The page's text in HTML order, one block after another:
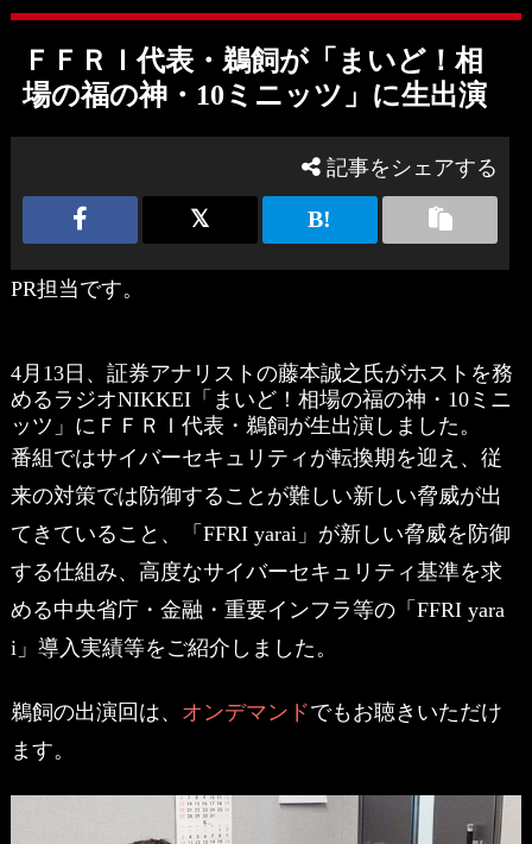
ＦＦＲＩ代表・鵜飼が「まいど！相
場の福の神・10ミニッツ」に生出演
記事をシェアする
PR担当です。
4月13日、証券アナリストの藤本誠之氏がホストを務
めるラジオNIKKEI「まいど！相場の福の神・10ミニ
ッツ」にＦＦＲＩ代表・鵜飼が生出演しました。
番組ではサイバーセキュリティが転換期を迎え、従
来の対策では防御することが難しい新しい脅威が出
てきていること、「FFRI yarai」が新しい脅威を防御
する仕組み、高度なサイバーセキュリティ基準を求
める中央省庁・金融・重要インフラ等の「FFRI yara
i」導入実績等をご紹介しました。
鵜飼の出演回は、 オンデマンドでもお聴きいただけ
ます。